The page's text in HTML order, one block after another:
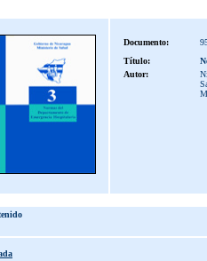
Documento:
Título:
Autor: